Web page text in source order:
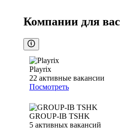
Компании для вас
Playrix
22 активные вакансии
Посмотреть
GROUP-IB TSHK
5 активных вакансий